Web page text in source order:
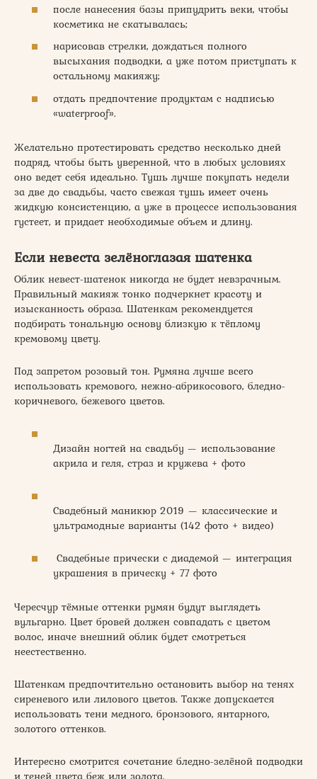
после нанесения базы припудрить веки, чтобы
косметика не скатывалась;
нарисовав стрелки, дождаться полного
высыхания подводки, а уже потом приступать к
остальному макияжу;
отдать предпочтение продуктам с надписью
«waterproof».
Желательно протестировать средство несколько дней
подряд, чтобы быть уверенной, что в любых условиях
оно ведет себя идеально. Тушь лучше покупать недели
за две до свадьбы, часто свежая тушь имеет очень
жидкую консистенцию, а уже в процессе использования
густеет, и придает необходимые объем и длину.
Если невеста зелёноглазая шатенка
Облик невест-шатенок никогда не будет невзрачным.
Правильный макияж тонко подчеркнет красоту и
изысканность образа. Шатенкам рекомендуется
подбирать тональную основу близкую к тёплому
кремовому цвету.
Под запретом розовый тон. Румяна лучше всего
использовать кремового, нежно-абрикосового, бледно-
коричневого, бежевого цветов.
Дизайн ногтей на свадьбу — использование
акрила и геля, страз и кружева + фото
Свадебный маникюр 2019 — классические и
ультрамодные варианты (142 фото + видео)
Свадебные прически с диадемой — интеграция
украшения в прическу + 77 фото
Чересчур тёмные оттенки румян будут выглядеть
вульгарно. Цвет бровей должен совпадать с цветом
волос, иначе внешний облик будет смотреться
неестественно.
Шатенкам предпочтительно остановить выбор на тенях
сиреневого или лилового цветов. Также допускается
использовать тени медного, бронзового, янтарного,
золотого оттенков.
Интересно смотрится сочетание бледно-зелёной подводки